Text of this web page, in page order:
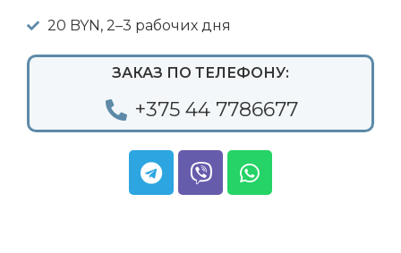
20 BYN, 2–3 рабочих дня
ЗАКАЗ ПО ТЕЛЕФОНУ:
+375 44 7786677